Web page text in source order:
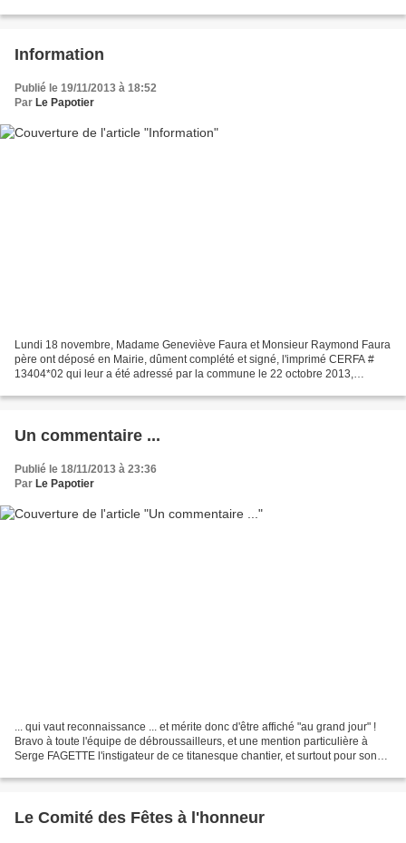
Information
Publié le 19/11/2013 à 18:52
Par Le Papotier
Lundi 18 novembre, Madame Geneviève Faura et Monsieur Raymond Faura
père ont déposé en Mairie, dûment complété et signé, l'imprimé CERFA #
13404*02 qui leur a été adressé par la commune le 22 octobre 2013,
Un commentaire ...
Publié le 18/11/2013 à 23:36
Par Le Papotier
... qui vaut reconnaissance ... et mérite donc d'être affiché "au grand jour" !
Bravo à toute l'équipe de débroussailleurs, et une mention particulière à
Serge FAGETTE l'instigateur de ce titanesque chantier, et surtout pour son
Le Comité des Fêtes à l'honneur